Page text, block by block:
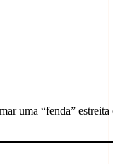
uma “fenda” estreita